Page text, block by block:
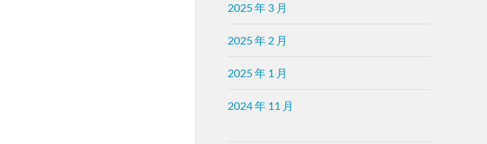
2025 年 3 月
2025 年 2 月
2025 年 1 月
2024 年 11 月